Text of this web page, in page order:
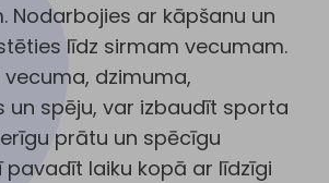
Nodarbojies ar kāpšanu un
līdz sirmam vecumam.
vecuma, dzimuma,
spēju, var izbaudīt sporta
prātu un spēcīgu
pavadīt laiku kopā ar līdzīgi